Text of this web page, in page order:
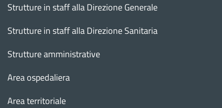
Strutture in staff alla Direzione Generale
Strutture in staff alla Direzione Sanitaria
Strutture amministrative
Area ospedaliera
Area territoriale